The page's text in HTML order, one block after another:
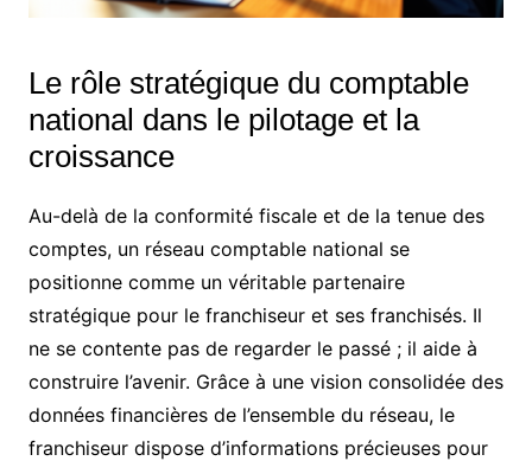
Le rôle stratégique du comptable
national dans le pilotage et la
croissance
Au-delà de la conformité fiscale et de la tenue des
comptes, un réseau comptable national se
positionne comme un véritable partenaire
stratégique pour le franchiseur et ses franchisés. Il
ne se contente pas de regarder le passé ; il aide à
construire l’avenir. Grâce à une vision consolidée des
données financières de l’ensemble du réseau, le
franchiseur dispose d’informations précieuses pour